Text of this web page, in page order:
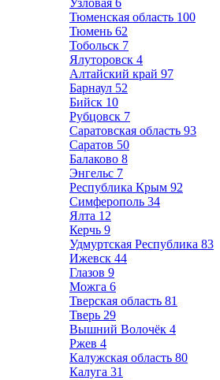
Узловая 6
Тюменская область 100
Тюмень 62
Тобольск 7
Ялуторовск 4
Алтайский край 97
Барнаул 52
Бийск 10
Рубцовск 7
Саратовская область 93
Саратов 50
Балаково 8
Энгельс 7
Республика Крым 92
Симферополь 34
Ялта 12
Керчь 9
Удмуртская Республика 83
Ижевск 44
Глазов 9
Можга 6
Тверская область 81
Тверь 29
Вышний Волочёк 4
Ржев 4
Калужская область 80
Калуга 31